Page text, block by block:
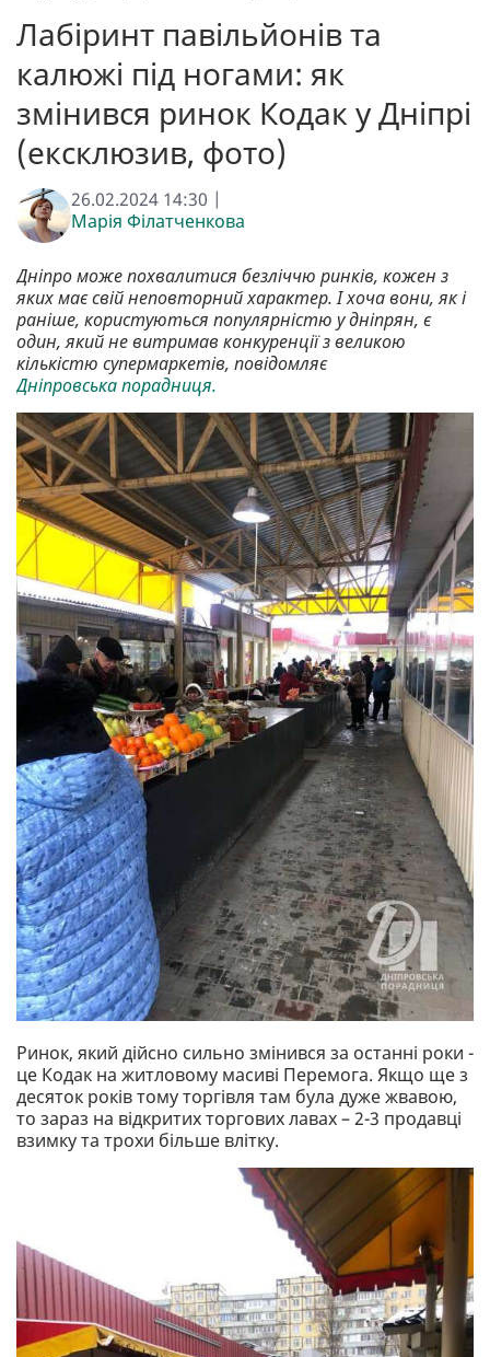
Лабіринт павільйонів та
калюжі під ногами: як
змінився ринок Кодак у Дніпрі
(ексклюзив, фото)
26.02.2024 14:30 |
Марія Філатченкова
Дніпро може похвалитися безліччю ринків, кожен з
яких має свій неповторний характер. І хоча вони, як і
раніше, користуються популярністю у дніпрян, є
один, який не витримав конкуренції з великою
кількістю супермаркетів, повідомляє
Дніпровська порадниця.
Ринок, який дійсно сильно змінився за останні роки -
це Кодак на житловому масиві Перемога. Якщо ще з
десяток років тому торгівля там була дуже жвавою,
то зараз на відкритих торгових лавах – 2-3 продавці
взимку та трохи більше влітку.